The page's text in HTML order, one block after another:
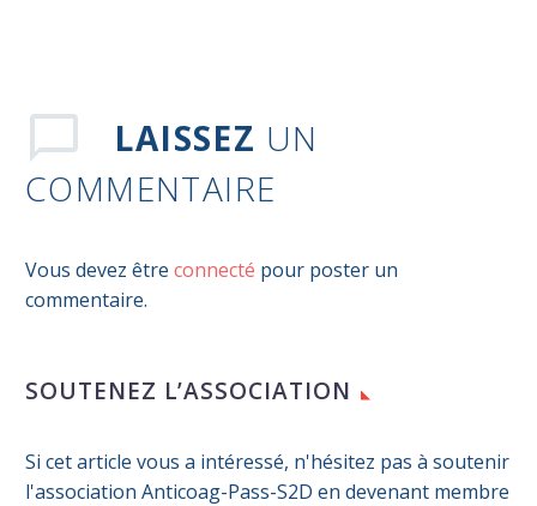
LAISSEZ UN
COMMENTAIRE
Vous devez être connecté pour poster un
commentaire.
SOUTENEZ L’ASSOCIATION
Si cet article vous a intéressé, n'hésitez pas à soutenir
l'association Anticoag-Pass-S2D en devenant membre